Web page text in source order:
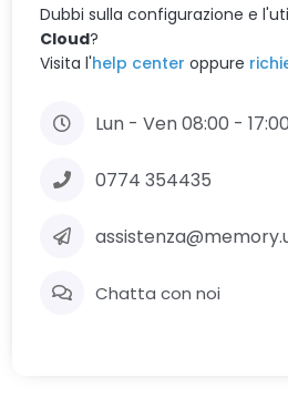
Dubbi sulla configurazione e
Cloud?
Visita l'help center oppure
Lun - Ven 08:00 - 17:00
0774 354435
Chatta con noi